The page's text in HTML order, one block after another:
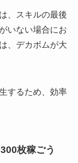
、スキルの最後
いない場合にお
、デカボムが大
するため、効率
枚稼ごう